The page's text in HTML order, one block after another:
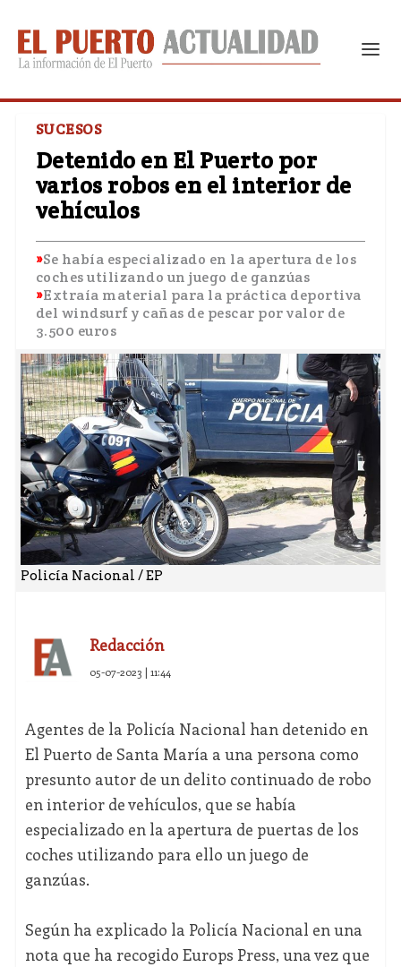
SUCESOS
Detenido en El Puerto por
varios robos en el interior de
vehículos
Se había especializado en la apertura de los
coches utilizando un juego de ganzúas
Extraía material para la práctica deportiva
del windsurf y cañas de pescar por valor de
3.500 euros
Policía Nacional / EP
Redacción
05-07-2023 | 11:44
Agentes de la Policía Nacional han detenido en
El Puerto de Santa María a una persona como
presunto autor de un delito continuado de robo
en interior de vehículos, que se había
especializado en la apertura de puertas de los
coches utilizando para ello un juego de
ganzúas.
Según ha explicado la Policía Nacional en una
nota que ha recogido Europs Press, una vez que